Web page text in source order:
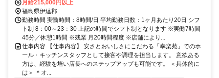
月給215,000円以上
福島県伊達郡
勤務時間 実働時間：8時間/日 平均勤務日数：1ヶ月あたり20日 シフ
ト制 8：00～23：30 上記の時間でシフト制となります ※実働7時間
45分／休憩1時間 ※残業 月20時間程度 ※店舗により...
仕事内容 【仕事内容】 安さとおいしさにこだわる「幸楽苑」でのホ
ール・キッチンスタッフとして接客や調理を担当します。 意欲ある
方は、経験を培い店長へのステップアップも可能です。 ＜具体的に
は＞ ＊オ...